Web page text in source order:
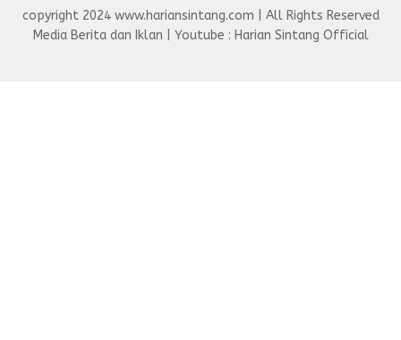
copyright 2024 www.hariansintang.com | All Rights Reserved
Media Berita dan Iklan | Youtube : Harian Sintang Official